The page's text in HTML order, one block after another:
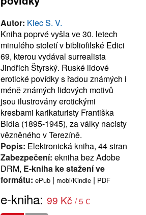
Autor: Klec S. V.
Kniha poprvé vyšla ve 30. letech
minulého století v bibliofilské Edici
69, kterou vydával surrealista
Jindřich Štyrský. Ruské lidové
erotické povídky s řadou známých i
méně známých lidových motivů
jsou ilustrovány erotickými
kresbami karikaturisty Františka
Bidla (1895-1945), za války nacisty
vězněného v Terezíně.
Popis: Elektronická kniha, 44 stran
Zabezpečení: ekniha bez Adobe
DRM, E-kniha ke stažení ve
formátu: ePub | mobi/Kindle | PDF
e-kniha: 99 Kč / 5 €